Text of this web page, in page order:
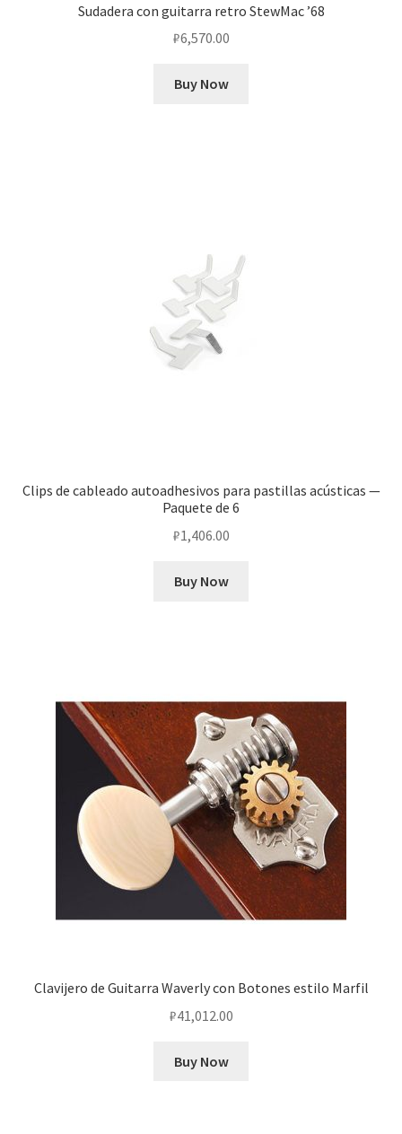
Sudadera con guitarra retro StewMac ’68
₽6,570.00
Buy Now
Clips de cableado autoadhesivos para pastillas acústicas —
Paquete de 6
₽1,406.00
Buy Now
Clavijero de Guitarra Waverly con Botones estilo Marfil
₽41,012.00
Buy Now